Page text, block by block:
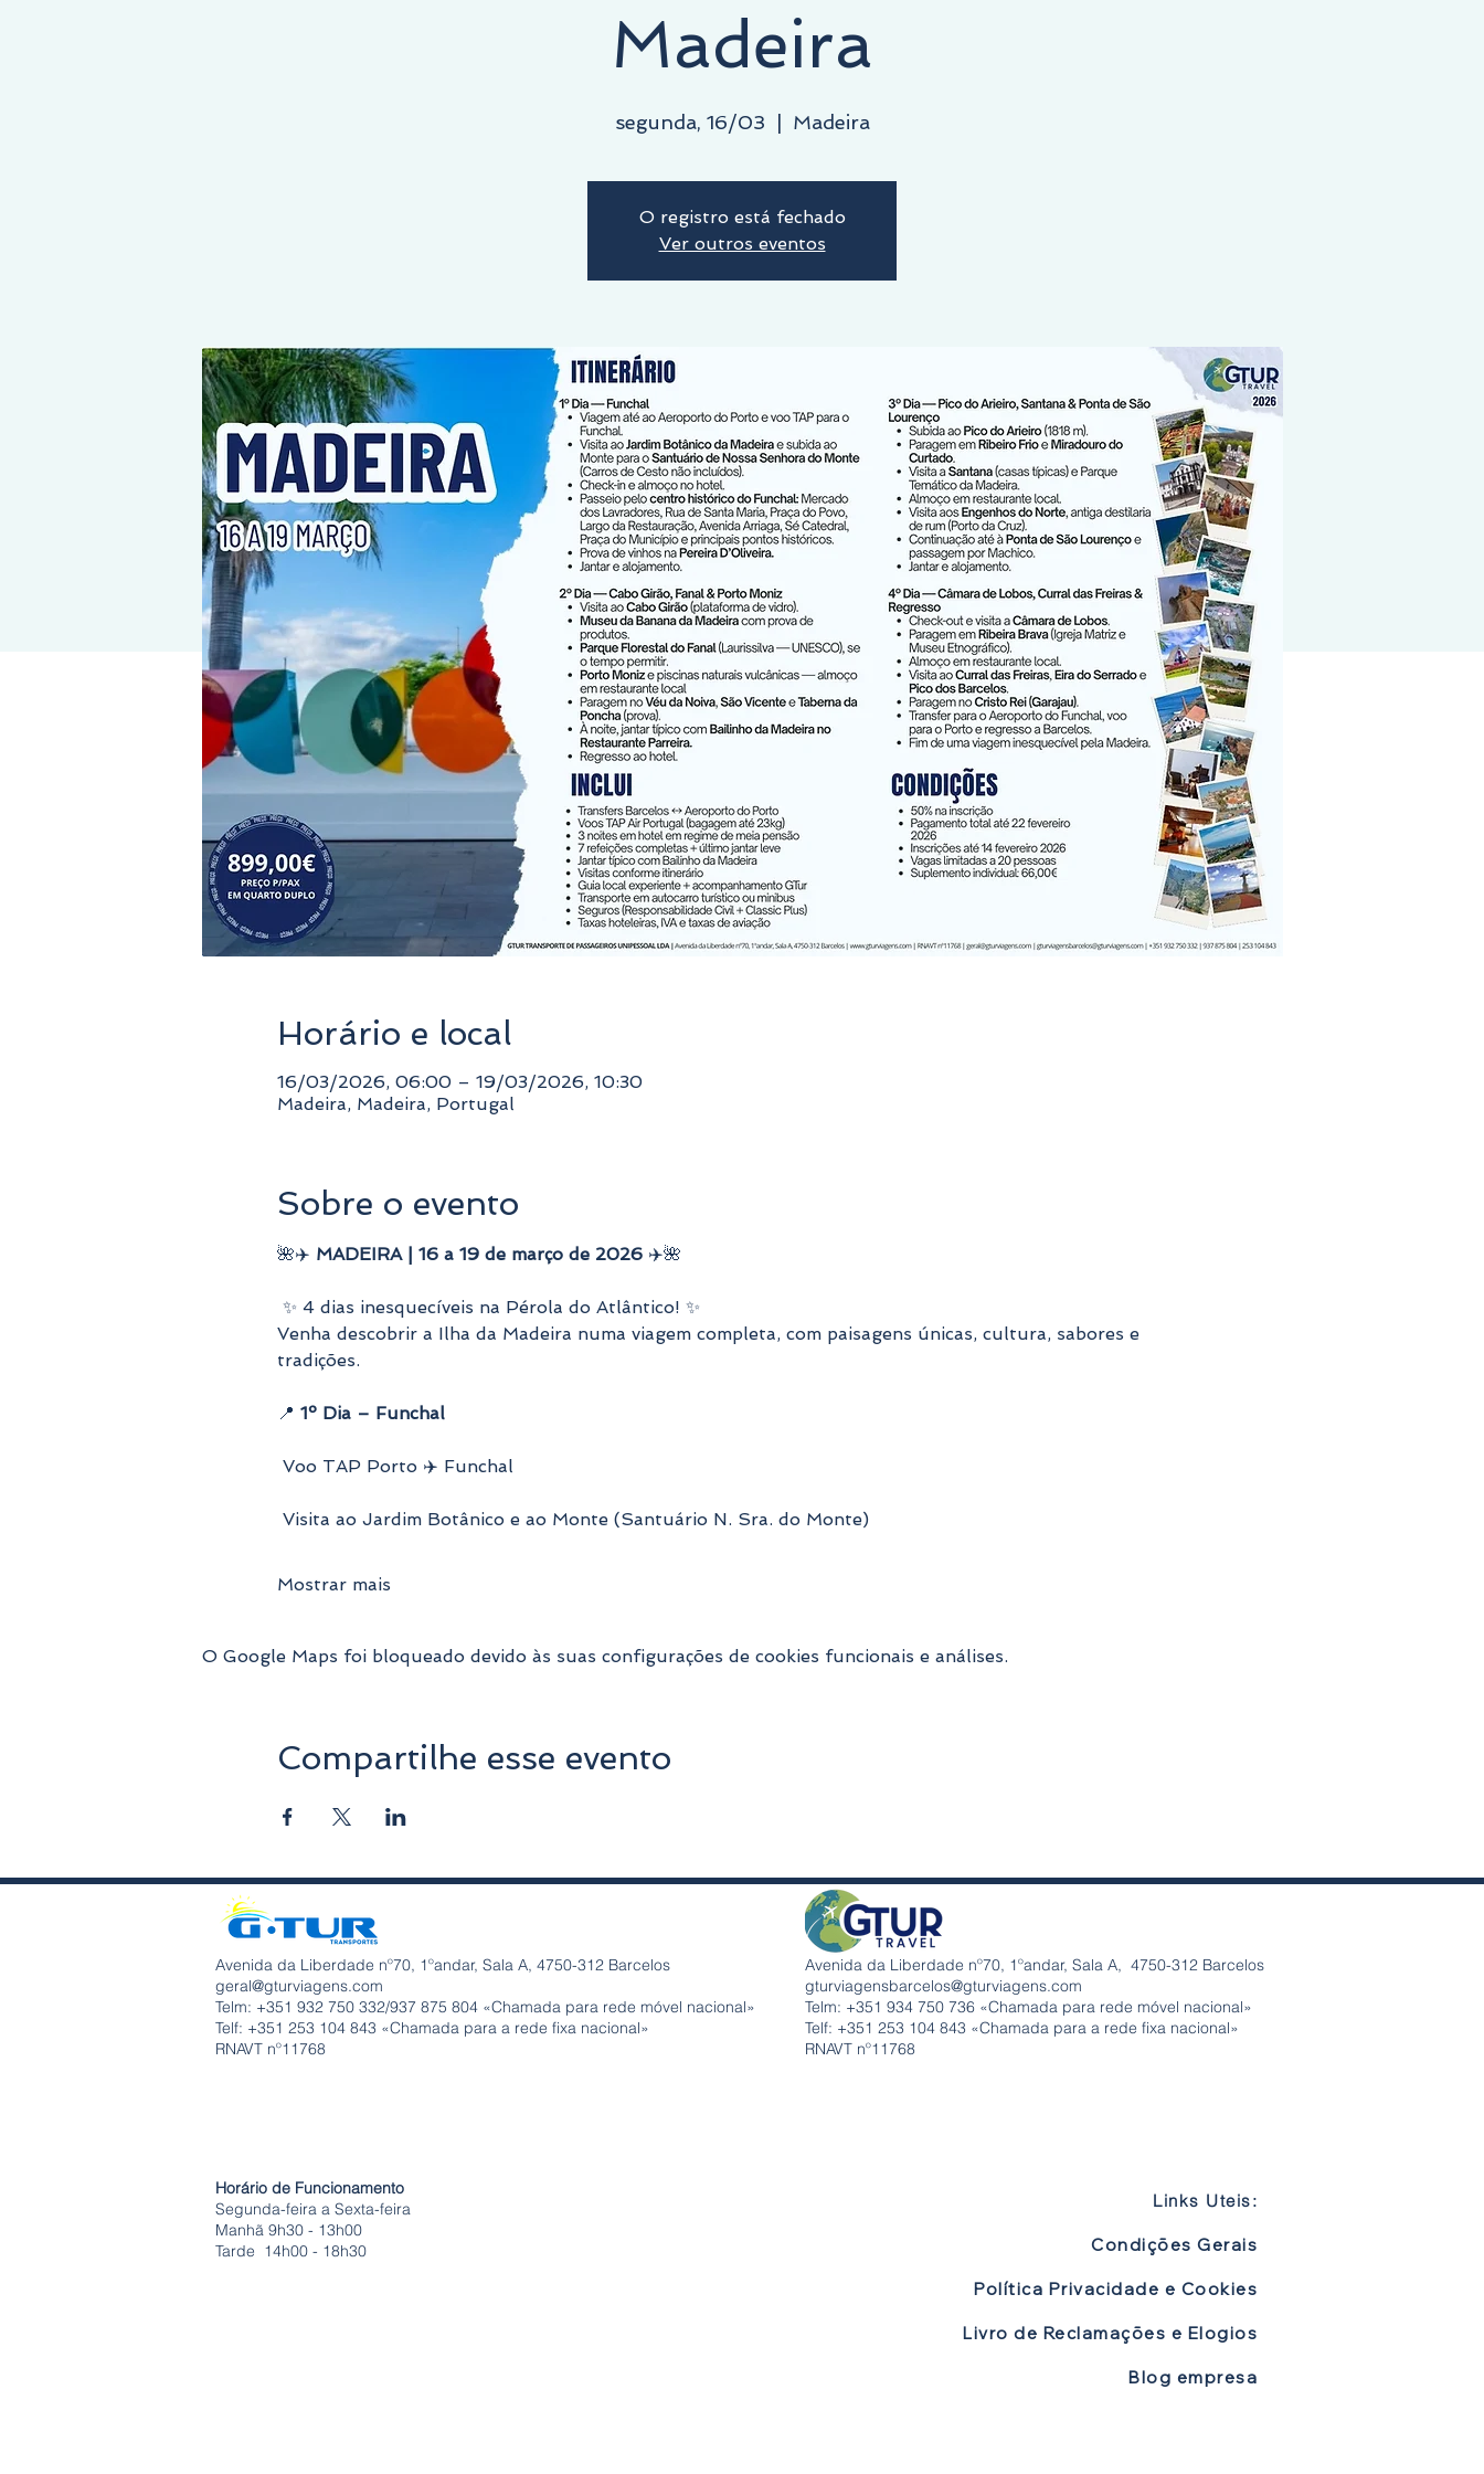
Madeira
segunda, 16/03 Madeira
O registro está fechado
Ver outros eventos
Horário e local
16/03/2026, 06:00 – 19/03/2026, 10:30
Madeira, Madeira, Portugal
Sobre o evento
🌺✈️ MADEIRA | 16 a 19 de março de 2026 ✈️🌺
✨ 4 dias inesquecíveis na Pérola do Atlântico! ✨
Venha descobrir a Ilha da Madeira numa viagem completa, com paisagens únicas, cultura, sabores e
tradições.
📍 1º Dia – Funchal
Voo TAP Porto ✈️ Funchal
Visita ao Jardim Botânico e ao Monte (Santuário N. Sra. do Monte)
Mostrar mais
O Google Maps foi bloqueado devido às suas configurações de cookies funcionais e análises.
Compartilhe esse evento
Avenida da Liberdade nº70, 1ºandar, Sala A, 4750-312 Barcelos
geral@gturviagens.com
Telm: +351 932 750 332/937 875 804 «Chamada para rede móvel nacional»
Telf: +351 253 104 843 «Chamada para a rede fixa nacional»
RNAVT nº11768
Horário de Funcionamento
Segunda-feira a Sexta-feira
Manhã 9h30 - 13h00
Tarde 14h00 - 18h30
Avenida da Liberdade nº70, 1ºandar, Sala A, 4750-312 Barcelos
gturviagensbarcelos@gturviagens.com
Telm: +351 934 750 736 «Chamada para rede móvel nacional»
Telf: +351 253 104 843 «Chamada para a rede fixa nacional»
RNAVT nº11768
Links Uteis:
Condições Gerais
Política Privacidade e Cookies
Livro de Reclamações e Elogios
Blog empresa